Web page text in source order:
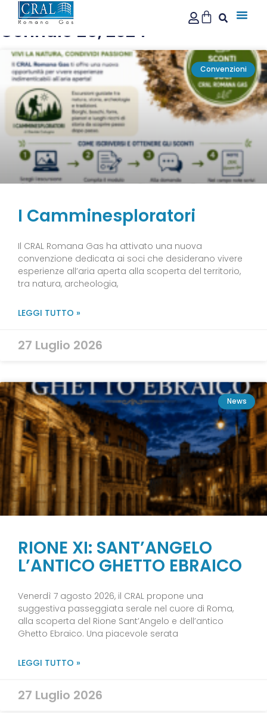
Gennaio 25, 2024
Convenzioni
I Camminesploratori
Il CRAL Romana Gas ha attivato una nuova
convenzione dedicata ai soci che desiderano vivere
esperienze all’aria aperta alla scoperta del territorio,
tra natura, archeologia,
LEGGI TUTTO »
27 Luglio 2026
News
RIONE XI: SANT’ANGELO
L’ANTICO GHETTO EBRAICO
Venerdì 7 agosto 2026, il CRAL propone una
suggestiva passeggiata serale nel cuore di Roma,
alla scoperta del Rione Sant’Angelo e dell’antico
Ghetto Ebraico. Una piacevole serata
LEGGI TUTTO »
27 Luglio 2026